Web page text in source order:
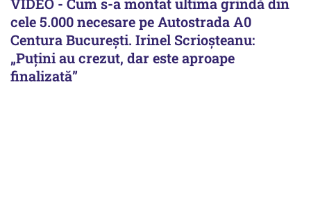
cele 5.000 necesare pe Autostrada A0
Centura București. Irinel Scrioșteanu:
„Puțini au crezut, dar este aproape
finalizată”